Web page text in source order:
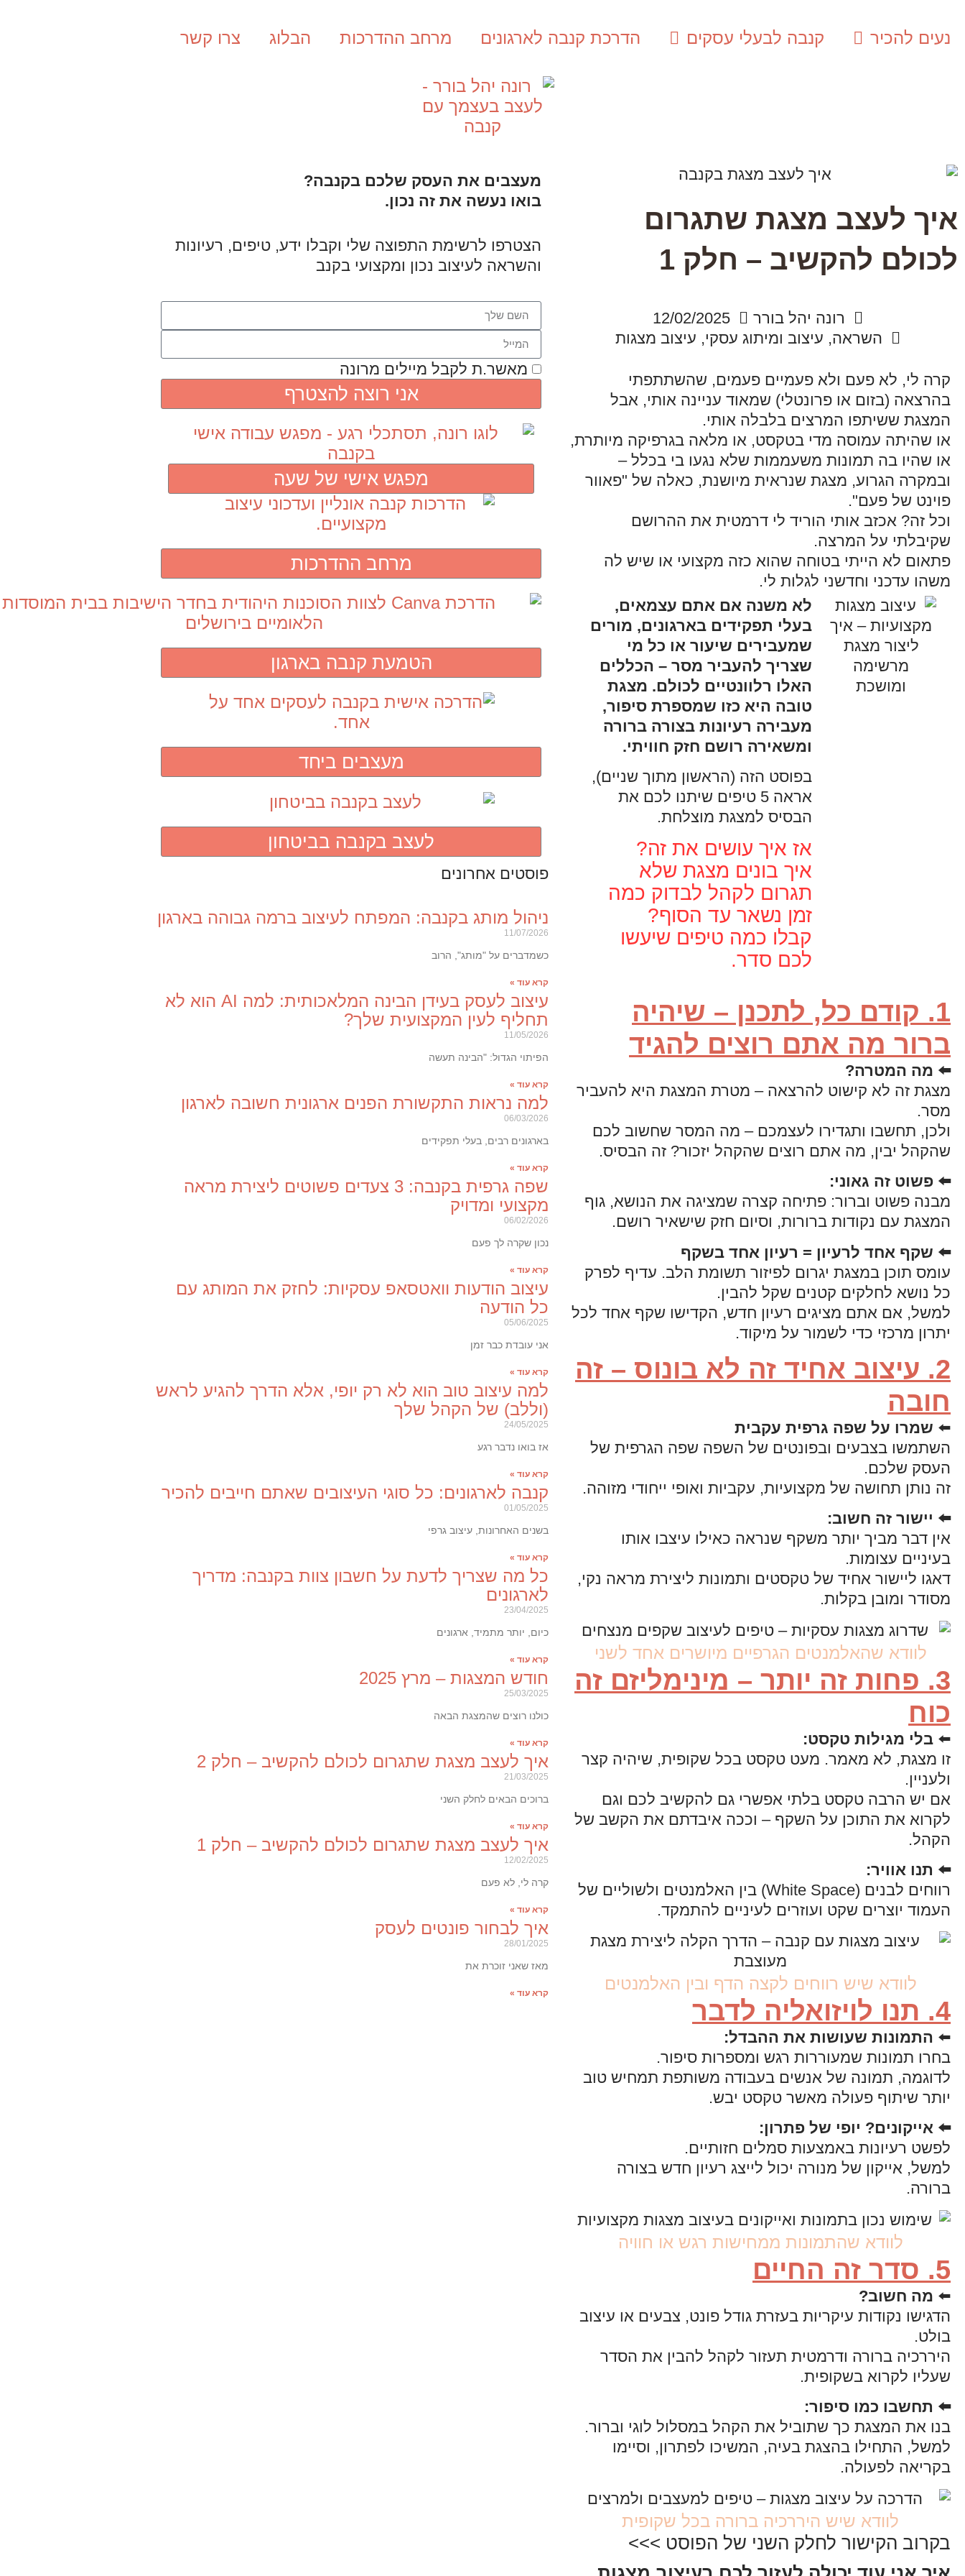
נעים להכיר קנבה לבעלי עסקים הדרכת קנבה לארגונים מרחב ההדרכות הבלוג צרו קשר
איך לעצב מצגת שתגרום
לכולם להקשיב – חלק 1
רונה יהל בורר
12/02/2025
השראה, עיצוב ומיתוג עסקי, עיצוב מצגות
קרה לי, לא פעם ולא פעמיים פעמים, שהשתתפתי
בהרצאה (בזום או פרונטלי) שמאוד עניינה אותי, אבל
המצגת ששיתפו המרצים בלבלה אותי.
או שהיתה עמוסה מדי בטקסט, או מלאה בגרפיקה מיותרת,
או שהיו בה תמונות משעממות שלא נגעו בי בכלל –
ובמקרה הגרוע, מצגת שנראית מיושנת, כאלה של "פאוור
פוינט של פעם".
וכל זה? אכזב אותי הוריד לי דרמטית את ההרושם
שקיבלתי על המרצה.
פתאום לא הייתי בטוחה שהוא כזה מקצועי או שיש לה
משהו עדכני וחדשני לגלות לי.
לא משנה אם אתם עצמאים,
בעלי תפקידים בארגונים, מורים
שמעבירים שיעור או כל מי
שצריך להעביר מסר – הכללים
האלו רלוונטיים לכולם. מצגת
טובה היא כזו שמספרת סיפור,
מעבירה רעיונות בצורה ברורה
ומשאירה רושם חזק חוויתי.
בפוסט הזה (הראשון מתוך שניים),
אראה 5 טיפים שיתנו לכם את
הבסיס למצגת מוצלחת.
אז איך עושים את זה?
איך בונים מצגת שלא
תגרום לקהל לבדוק כמה
זמן נשאר עד הסוף?
קבלו כמה טיפים שיעשו
לכם סדר.
1. קודם כל, לתכנן – שיהיה
ברור מה אתם רוצים להגיד
⬅️ מה המטרה?
מצגת זה לא קישוט להרצאה – מטרת המצגת היא להעביר
מסר.
ולכן, תחשבו ותגדירו לעצמכם – מה המסר שחשוב לכם
שהקהל יבין, מה אתם רוצים שהקהל יזכור? זה הבסיס.
⬅️ פשוט זה גאוני:
מבנה פשוט וברור: פתיחה קצרה שמציגה את הנושא, גוף
המצגת עם נקודות ברורות, וסיום חזק שישאיר רושם.
⬅️ שקף אחד לרעיון = רעיון אחד בשקף
עומס תוכן במצגת יגרום לפיזור תשומת הלב. עדיף לפרק
כל נושא לחלקים קטנים שקל להבין.
למשל, אם אתם מציגים רעיון חדש, הקדישו שקף אחד לכל
יתרון מרכזי כדי לשמור על מיקוד.
2. עיצוב אחיד זה לא בונוס – זה
חובה
⬅️ שמרו על שפה גרפית עקבית
השתמשו בצבעים ובפונטים של השפה שפה הגרפית של
העסק שלכם.
זה נותן תחושה של מקצועיות, עקביות ואופי ייחודי מזוהה.
⬅️ יישור זה חשוב:
אין דבר מביך יותר משקף שנראה כאילו עיצבו אותו
בעיניים עצומות.
דאגו ליישור אחיד של טקסטים ותמונות ליצירת מראה נקי,
מסודר ומובן בקלות.
לוודא שהאלמנטים הגרפיים מיושרים אחד לשני
3. פחות זה יותר – מינימליזם זה
כוח
⬅️ בלי מגילות טקסט:
זו מצגת, לא מאמר. מעט טקסט בכל שקופית, שיהיה קצר
ולעניין.
אם יש הרבה טקסט בלתי אפשרי גם להקשיב לכם וגם
לקרוא את התוכן על השקף – וככה איבדתם את הקשב של
הקהל.
⬅️ תנו אוויר:
רווחים לבנים (White Space) בין האלמנטים ולשוליים של
העמוד יוצרים שקט ועוזרים לעיניים להתמקד.
לוודא שיש רווחים לקצה הדף ובין האלמנטים
4. תנו לויזואליה לדבר
⬅️ התמונות שעושות את ההבדל:
בחרו תמונות שמעוררות רגש ומספרות סיפור.
לדוגמה, תמונה של אנשים בעבודה משותפת תמחיש טוב
יותר שיתוף פעולה מאשר טקסט יבש.
⬅️ אייקונים? יופי של פתרון:
לפשט רעיונות באמצעות סמלים חזותיים.
למשל, אייקון של מנורה יכול לייצג רעיון חדש בצורה
ברורה.
לוודא שהתמונות ממחישות רגש או חוויה
5. סדר זה החיים
⬅️ מה חשוב?
הדגישו נקודות עיקריות בעזרת גודל פונט, צבעים או עיצוב
בולט.
היררכיה ברורה ודרמטית תעזור לקהל להבין את הסדר
שעליו לקרוא בשקופית.
⬅️ תחשבו כמו סיפור:
בנו את המצגת כך שתוביל את הקהל במסלול לוגי וברור.
למשל, התחילו בהצגת בעיה, המשיכו לפתרון, וסיימו
בקריאה לפעולה.
לוודא שיש היררכיה ברורה בכל שקופית
בקרוב הקישור לחלק השני של הפוסט >>>
מעצבים את העסק שלכם בקנבה?
בואו נעשה את זה נכון.
הצטרפו לרשימת התפוצה שלי וקבלו ידע, טיפים, רעיונות
והשראה לעיצוב נכון ומקצועי בקנב
מאשר.ת לקבל מיילים מרונה
אני רוצה להצטרף
מפגש אישי של שעה
מרחב ההדרכות
הטמעת קנבה בארגון
מעצבים ביחד
לעצב בקנבה בביטחון
פוסטים אחרונים
ניהול מותג בקנבה: המפתח לעיצוב ברמה גבוהה בארגון
11/07/2026
כשמדברים על "מותג", הרוב
קרא עוד »
עיצוב לעסק בעידן הבינה המלאכותית: למה AI הוא לא
תחליף לעין המקצועית שלך?
11/05/2026
הפיתוי הגדול: "הבינה תעשה
קרא עוד »
למה נראות התקשורת הפנים ארגונית חשובה לארגון
06/03/2026
בארגונים רבים, בעלי תפקידים
קרא עוד »
שפה גרפית בקנבה: 3 צעדים פשוטים ליצירת מראה
מקצועי ומדויק
06/02/2026
נכון שקרה לך פעם
קרא עוד »
עיצוב הודעות וואטסאפ עסקיות: לחזק את המותג עם
כל הודעה
05/06/2025
אני עובדת כבר זמן
קרא עוד »
למה עיצוב טוב הוא לא רק יופי, אלא הדרך להגיע לראש
(וללב) של הקהל שלך
24/05/2025
אז בואו נדבר רגע
קרא עוד »
קנבה לארגונים: כל סוגי העיצובים שאתם חייבים להכיר
01/05/2025
בשנים האחרונות, עיצוב גרפי
קרא עוד »
כל מה שצריך לדעת על חשבון צוות בקנבה: מדריך
לארגונים
23/04/2025
כיום, יותר מתמיד, ארגונים
קרא עוד »
חודש המצגות – מרץ 2025
25/03/2025
כולנו רוצים שהמצגת הבאה
קרא עוד »
איך לעצב מצגת שתגרום לכולם להקשיב – חלק 2
21/03/2025
ברוכים הבאים לחלק השני
קרא עוד »
איך לעצב מצגת שתגרום לכולם להקשיב – חלק 1
12/02/2025
קרה לי, לא פעם
קרא עוד »
איך לבחור פונטים לעסק
28/01/2025
מאז שאני זוכרת את
קרא עוד »